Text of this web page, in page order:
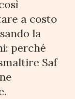
a costo
la
perché
Saf